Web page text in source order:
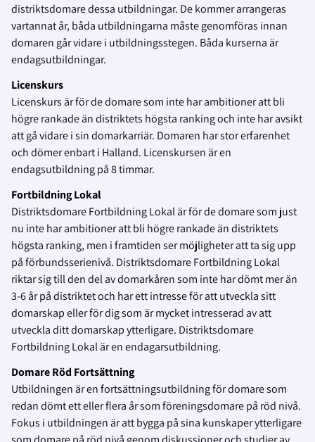
distriktsdomare dessa utbildningar. De kommer arrangeras
vartannat år, båda utbildningarna måste genomföras innan
domaren går vidare i utbildningsstegen. Båda kurserna är
endagsutbildningar.
Licenskurs
Licenskurs är för de domare som inte har ambitioner att bli
högre rankade än distriktets högsta ranking och inte har avsikt
att gå vidare i sin domarkarriär. Domaren har stor erfarenhet
och dömer enbart i Halland. Licenskursen är en
endagsutbildning på 8 timmar.
Fortbildning Lokal
Distriktsdomare Fortbildning Lokal är för de domare som just
nu inte har ambitioner att bli högre rankade än distriktets
högsta ranking, men i framtiden ser möjligheter att ta sig upp
på förbundsserienivå. Distriktsdomare Fortbildning Lokal
riktar sig till den del av domarkåren som inte har dömt mer än
3-6 år på distriktet och har ett intresse för att utveckla sitt
domarskap eller för dig som är mycket intresserad av att
utveckla ditt domarskap ytterligare. Distriktsdomare
Fortbildning Lokal är en endagarsutbildning.
Domare Röd Fortsättning
Utbildningen är en fortsättningsutbildning för domare som
redan dömt ett eller flera år som föreningsdomare på röd nivå.
Fokus i utbildningen är att bygga på sina kunskaper ytterligare